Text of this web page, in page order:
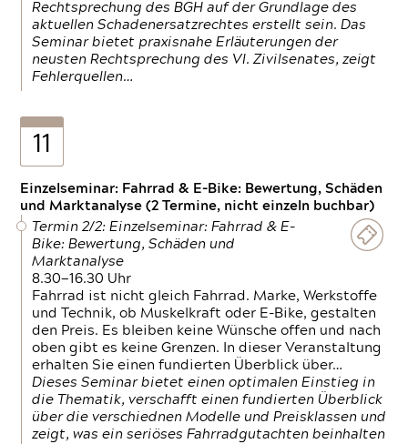
Rechtsprechung des BGH auf der Grundlage des
aktuellen Schadenersatzrechtes erstellt sein. Das
Seminar bietet praxisnahe Erläuterungen der
neusten Rechtsprechung des VI. Zivilsenates, zeigt
Fehlerquellen…
11
Einzelseminar: Fahrrad & E-Bike: Bewertung, Schäden
und Marktanalyse (2 Termine, nicht einzeln buchbar)
Termin 2/2: Einzelseminar: Fahrrad & E-
Bike: Bewertung, Schäden und
Marktanalyse
8.30—16.30 Uhr
Fahrrad ist nicht gleich Fahrrad. Marke, Werkstoffe
und Technik, ob Muskelkraft oder E-Bike, gestalten
den Preis. Es bleiben keine Wünsche offen und nach
oben gibt es keine Grenzen. In dieser Veranstaltung
erhalten Sie einen fundierten Überblick über…
Dieses Seminar bietet einen optimalen Einstieg in
die Thematik, verschafft einen fundierten Überblick
über die verschiednen Modelle und Preisklassen und
zeigt, was ein seriöses Fahrradgutachten beinhalten